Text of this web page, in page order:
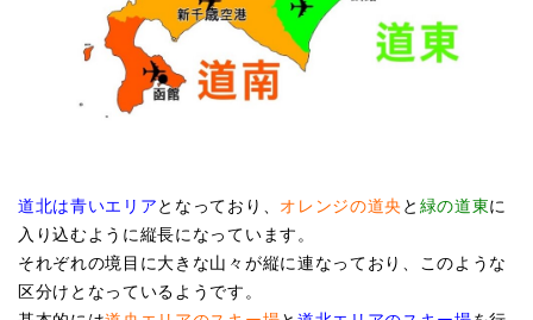
道北は青いエリア となっており、 オレンジの道央 と 緑の道東に
入り込むように縦長になっています。
それぞれの境目に大きな山々が縦に連なっており、このような
区分けとなっているようです。